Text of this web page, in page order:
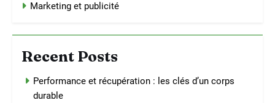
Marketing et publicité
Recent Posts
Performance et récupération : les clés d’un corps
durable